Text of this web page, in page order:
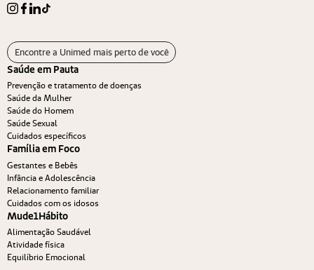
Encontre a Unimed mais perto de você
Saúde em Pauta
Prevenção e tratamento de doenças
Saúde da Mulher
Saúde do Homem
Saúde Sexual
Cuidados específicos
Família em Foco
Gestantes e Bebês
Infância e Adolescência
Relacionamento familiar
Cuidados com os idosos
Mude1Hábito
Alimentação Saudável
Atividade física
Equilíbrio Emocional